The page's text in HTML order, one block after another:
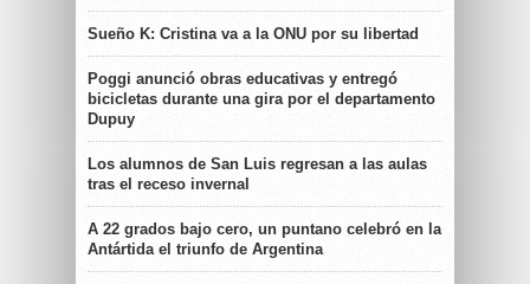
Sueño K: Cristina va a la ONU por su libertad
Poggi anunció obras educativas y entregó
bicicletas durante una gira por el departamento
Dupuy
Los alumnos de San Luis regresan a las aulas
tras el receso invernal
A 22 grados bajo cero, un puntano celebró en la
Antártida el triunfo de Argentina